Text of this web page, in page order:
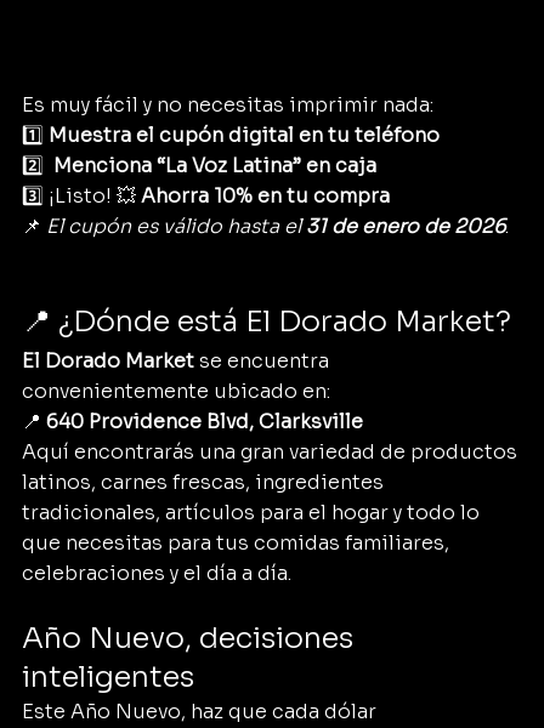
Es muy fácil y no necesitas imprimir nada:
1️⃣ Muestra el cupón digital en tu teléfono
2️⃣ Menciona “La Voz Latina” en caja
3️⃣ ¡Listo! 💥 Ahorra 10% en tu compra
📌 El cupón es válido hasta el 31 de enero de 2026.
📍 ¿Dónde está El Dorado Market?
El Dorado Market se encuentra
convenientemente ubicado en:
📍 640 Providence Blvd, Clarksville
Aquí encontrarás una gran variedad de productos
latinos, carnes frescas, ingredientes
tradicionales, artículos para el hogar y todo lo
que necesitas para tus comidas familiares,
celebraciones y el día a día.
Año Nuevo, decisiones
inteligentes
Este Año Nuevo, haz que cada dólar